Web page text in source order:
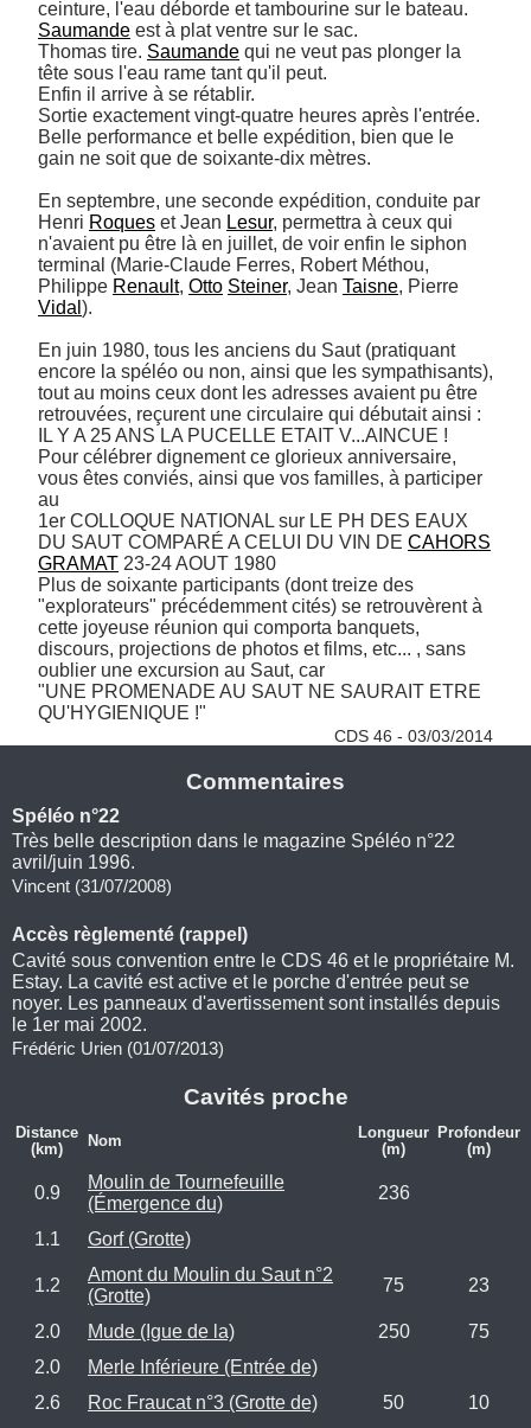
Saumande est à plat ventre sur le sac.
Thomas tire. Saumande qui ne veut pas plonger la
tête sous l'eau rame tant qu'il peut.
Enfin il arrive à se rétablir.
Sortie exactement vingt-quatre heures après l'entrée.
Belle performance et belle expédition, bien que le
gain ne soit que de soixante-dix mètres.
En septembre, une seconde expédition, conduite par
Henri Roques et Jean Lesur, permettra à ceux qui
n'avaient pu être là en juillet, de voir enfin le siphon
terminal (Marie-Claude Ferres, Robert Méthou,
Philippe Renault, Otto Steiner, Jean Taisne
Vidal ).
En juin 1980, tous les anciens du Saut (pratiquant
encore la spéléo ou non, ainsi que les sympathisants),
tout au moins ceux dont les adresses avaient pu être
retrouvées, reçurent une circulaire qui débutait ainsi :
IL Y A 25 ANS LA PUCELLE ETAIT V...AINCUE !
Pour célébrer dignement ce glorieux anniversaire,
vous êtes conviés, ainsi que vos familles, à participer
au
1er COLLOQUE NATIONAL sur LE PH DES EAUX
DU SAUT COMPARÉ A CELUI DU VIN DE CAHORS
GRAMAT 23-24 AOUT 1980
Plus de soixante participants (dont treize des
"explorateurs" précédemment cités) se retrouvèrent à
cette joyeuse réunion qui comporta banquets,
discours, projections de photos et films, etc... , sans
oublier une excursion au Saut, car
"UNE PROMENADE AU SAUT NE SAURAIT ETRE
QU'HYGIENIQUE !"
CDS 46 - 03/03/2014
Commentaires
Spéléo n°22
Très belle description dans le magazine Spéléo n°22
avril/juin 1996.
Vincent (31/07/2008)
Accès règlementé (rappel)
Cavité sous convention entre le CDS 46 et le propriétaire M.
Estay. La cavité est active et le porche d'entrée peut se
noyer. Les panneaux d'avertissement sont installés depuis
le 1er mai 2002.
Frédéric Urien (01/07/2013)
Cavités proche
Distance
(km)
Nom
Longueur
(m)
Profondeur
(m)
0.9
Moulin de Tournefeuille
(Émergence du)
236
1.1 Gorf (Grotte)
1.2
Amont du Moulin du Saut n°2
(Grotte)
75 23
2.0 Mude (Igue de la) 250
75
2.0
Merle Inférieure (Entrée de)
2.6
Roc Fraucat n°3 (Grotte de) 50
10